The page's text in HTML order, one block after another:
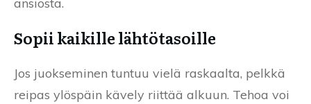
ansiosta.
Sopii kaikille lähtötasoille
Jos juokseminen tuntuu vielä raskaalta, pelkkä
reipas ylöspäin kävely riittää alkuun. Tehoa voi